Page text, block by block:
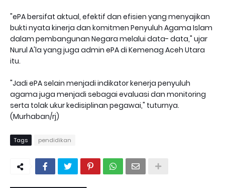
"ePA bersifat aktual, efektif dan efisien yang menyajikan
bukti nyata kinerja dan komitmen Penyuluh Agama Islam
dalam pembangunan Negara melalui data- data," ujar
Nurul A'la yang juga admin ePA di Kemenag Aceh Utara
itu.
"Jadi ePA selain menjadi indikator kenerja penyuluh
agama juga menjadi sebagai evaluasi dan monitoring
serta tolak ukur kedisiplinan pegawai," tuturnya.
(Murhaban/rj)
Tags pendidikan